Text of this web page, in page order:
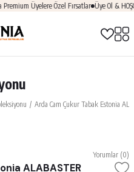
Üyelere Özel Fırsatlar Üye Ol &
Arda Cam Çukur Tabak Estonia
Yorumlar (0)
ALABASTER